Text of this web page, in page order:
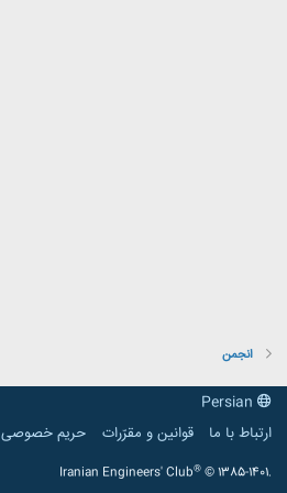
انجمن
ارتباط با ما
قوانین و مقرّرات حریم خصوصی
Iranian Engineers' Club® © 1385-1401.